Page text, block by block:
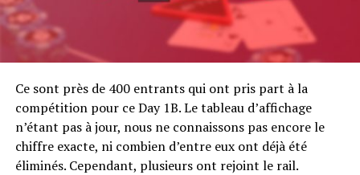
Ce sont près de 400 entrants qui ont pris part à la
compétition pour ce Day 1B. Le tableau d’affichage
n’étant pas à jour, nous ne connaissons pas encore le
chiffre exacte, ni combien d’entre eux ont déjà été
éliminés. Cependant, plusieurs ont rejoint le rail.